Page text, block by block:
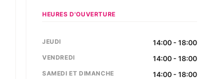
HEURES D'OUVERTURE
JEUDI 14:00 - 18:00
VENDREDI 14:00 - 18:00
SAMEDI ET DIMANCHE 14:00 - 18:00